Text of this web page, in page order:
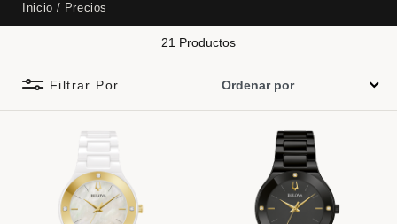
Inicio Precios
21 Productos
Filtrar Por